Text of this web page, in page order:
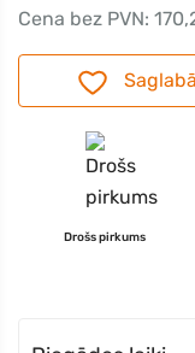
Cena bez PVN:
Drošs pirkums